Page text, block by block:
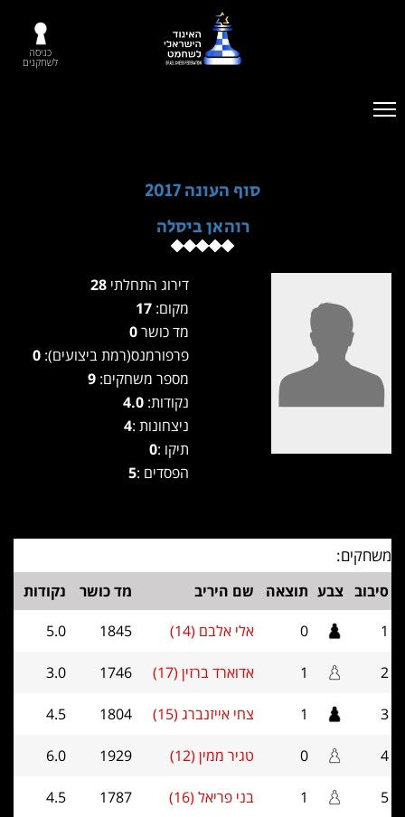
כניסה
לשחקנים
סוף העונה 2017
רוהאן ביסלה
דירוג התחלתי
מקום:
מד כושר
פרפורמנס(רמת ביצועים):
מספר משחקים:
נקודות: 4.0
ניצחונות :4
תיקו :0
הפסדים :5
משחקים:
סיבוב צבע תוצאה שם היריב מד כושר
נקודות
1
0 אלי אלבם (14) 1845
5.0
2
1 אדוארד ברזין (17) 1746
3.0
3
1 צחי אייזנברג (15) 1804
4.5
4
0 טגיר ממין (12) 1929
6.0
5
1 בני פריאל (16) 1787
4.5